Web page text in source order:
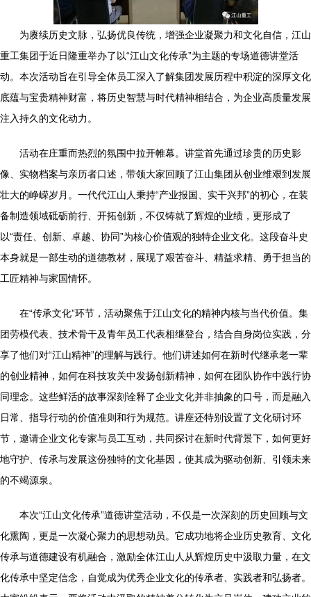
为赓续历史文脉，弘扬优良传统，增强企业凝聚力和文化自信，江山
重工集团于近日隆重举办了以“江山文化传承”为主题的专场道德讲堂活
动。本次活动旨在引导全体员工深入了解集团发展历程中积淀的深厚文化
底蕴与宝贵精神财富，将历史智慧与时代精神相结合，为企业高质量发展
注入持久的文化动力。
活动在庄重而热烈的氛围中拉开帷幕。讲堂首先通过珍贵的历史影
像、实物档案与亲历者口述，带领大家回顾了江山集团从创业维艰到发展
壮大的峥嵘岁月。一代代江山人秉持“产业报国、实干兴邦”的初心，在装
备制造领域砥砺前行、开拓创新，不仅铸就了辉煌的业绩，更形成了
以“责任、创新、卓越、协同”为核心价值观的独特企业文化。这段奋斗史
本身就是一部生动的道德教材，展现了艰苦奋斗、精益求精、勇于担当的
工匠精神与家国情怀。
在“传承文化”环节，活动聚焦于江山文化的精神内核与当代价值。集
团劳模代表、技术骨干及青年员工代表相继登台，结合自身岗位实践，分
享了他们对“江山精神”的理解与践行。他们讲述如何在新时代继承老一辈
的创业精神，如何在科技攻关中发扬创新精神，如何在团队协作中践行协
同理念。这些鲜活的故事深刻诠释了企业文化并非抽象的口号，而是融入
日常、指导行动的价值准则和行为规范。讲座还特别设置了文化研讨环
节，邀请企业文化专家与员工互动，共同探讨在新时代背景下，如何更好
地守护、传承与发展这份独特的文化基因，使其成为驱动创新、引领未来
的不竭源泉。
本次“江山文化传承”道德讲堂活动，不仅是一次深刻的历史回顾与文
化熏陶，更是一次凝心聚力的思想动员。它成功地将企业历史教育、文化
传承与道德建设有机融合，激励全体江山人从辉煌历史中汲取力量，在文
化传承中坚定信念，自觉成为优秀企业文化的传承者、实践者和弘扬者。